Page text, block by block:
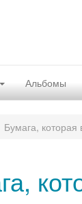
Альбомы
Бумага, которая